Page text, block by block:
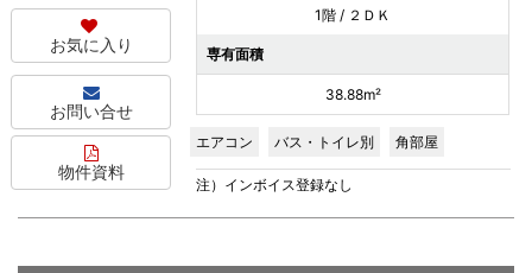
お気に入り
お問い合せ
物件資料
1階 / ２ＤＫ
専有面積
38.88m²
エアコン バス・トイレ別 角部屋
注）インボイス登録なし